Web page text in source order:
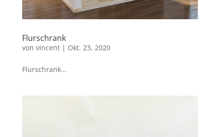
Flurschrank
von vincent| Okt. 23, 2020
Flurschrank...